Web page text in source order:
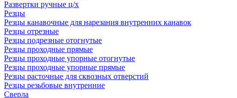
Развертки ручные ц/х
Резцы
Резцы канавочные для нарезания внутренних канавок
Резцы отрезные
Резцы подрезные отогнутые
Резцы проходные прямые
Резцы проходные упорные отогнутые
Резцы проходные упорные прямые
Резцы расточные для сквозных отверстий
Резцы резьбовые внутренние
Сверла